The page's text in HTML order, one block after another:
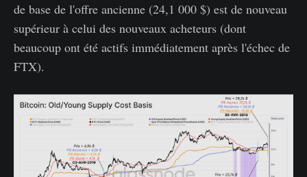
de base de l'offre ancienne (24,1 000 $) est de nouveau
supérieur à celui des nouveaux acheteurs (dont
beaucoup ont été actifs immédiatement après l'échec de
FTX).